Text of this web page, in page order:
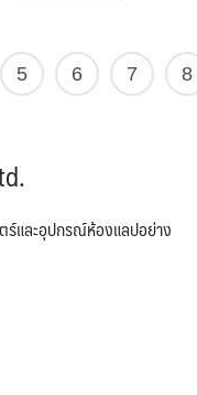
5 6 7 8
ร์และอุปกรณ์ห้องแลปอย่าง